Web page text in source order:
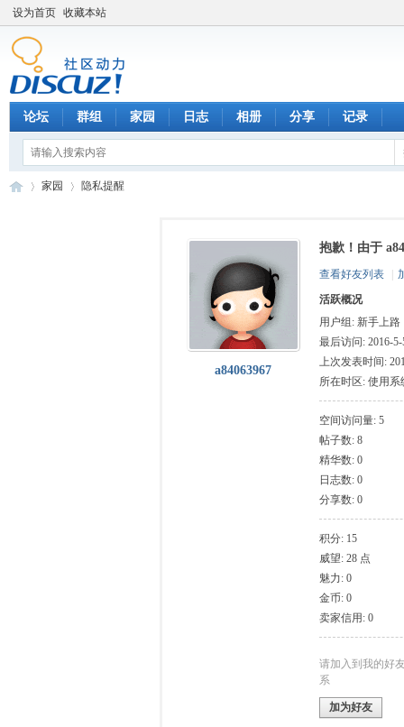
设为首页 收藏本站
论坛 群组 家园 日志 相册 分享 记录
家园 隐私提醒
a84063967
抱歉！由于
查看好友列表
活跃概况
用户组: 新手上路
最后访问: 2016-5-
上次发表时间:
所在时区: 使用系
空间访问量: 5
帖子数: 8
精华数: 0
日志数: 0
分享数: 0
积分: 15
威望: 28 点
魅力: 0
金币: 0
卖家信用: 0
请加入到我的好
系
加为好友